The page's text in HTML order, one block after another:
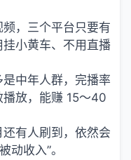
，三个平台只要有
小黄车、不用直播
中年人群，完播率
放，能赚 15～40
有人刷到，依然会
动收入”。